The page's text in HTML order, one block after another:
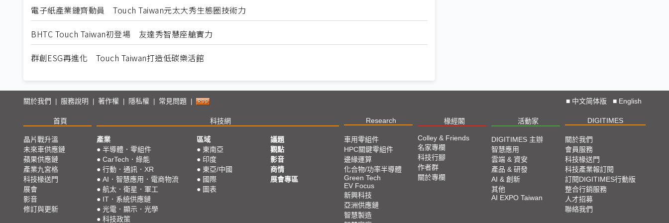
電子紙產業鏈齊動員 Touch Taiwan元太大秀生態圈技術力
BHTC Touch Taiwan初登場 友達秀智慧座艙實力
群創ESG再進化 Touch Taiwan打造低碳樂活館
關於我們 服務說明 著作權 隱私權 常見問題 ■ 中文简体版 ■ English
首頁 科技網 Research 椽經閣 活動家 DIGITIMES
晶片戰升溫
未來車供應鏈
蘋果供應鏈
產業九宮格
科技椽送門
展會
影音
修訂與更新
產業
● 半導體．零組件
● CarTech．綠能
● 行動．通訊．XR
● AI．智慧應用．電商物流
● 航太．衛星．軍工
● IT．系統供應鏈
● 光電．顯示．光學
● 科技政策
區域
● 東南亞
● 印度
● 東亞/中國
● 國際
● 圖表
議題
觀點
影音
商情
展會專區
車用零組件
HPC關鍵零組件
邊緣運算
化合物/功率半導體
Green Tech
EV Focus
新興科技
亞洲供應鏈
智慧製造
Colley & Friends
名家專欄
科技行腳
作者群
關於專欄
DIGITIMES 主辦
智慧應用
雲端 & 資安
產品 & 研發
AI & 創新
其他
AI EXPO Taiwan
關於我們
會員服務
科技椽送門
科技產業報訂閱
訂閱DIGITIMES行動版
整合行銷服務
人才招募
聯絡我們